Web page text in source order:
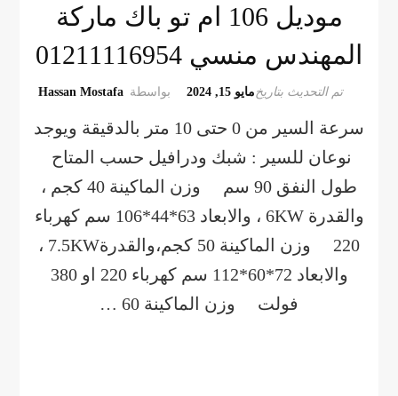
موديل 106 ام تو باك ماركة
المهندس منسي 01211116954
بواسطة Hassan Mostafa تم التحديث بتاريخ مايو 15, 2024
سرعة السير من 0 حتى 10 متر بالدقيقة ويوجد
نوعان للسير : شبك ودرافيل حسب المتاح
طول النفق 90 سم وزن الماكينة 40 كجم ،
والقدرة 6KW ، والابعاد 63*44*106 سم كهرباء
220 وزن الماكينة 50 كجم،والقدرة7.5KW ،
والابعاد 72*60*112 سم كهرباء 220 او 380
فولت وزن الماكينة 60 …